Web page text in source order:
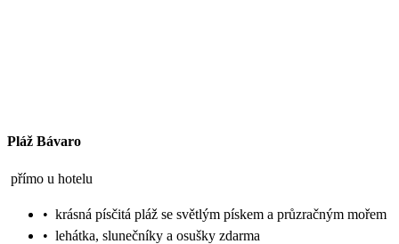
Pláž Bávaro
přímo u hotelu
• krásná písčitá pláž se světlým pískem a průzračným mořem
• lehátka, slunečníky a osušky zdarma